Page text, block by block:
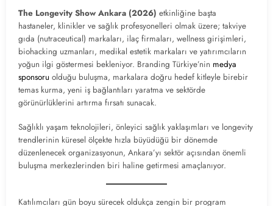
The Longevity Show Ankara (2026) etkinliğine başta
hastaneler, klinikler ve sağlık profesyonelleri olmak üzere; takviye
gıda (nutraceutical) markaları, ilaç firmaları, wellness girişimleri,
biohacking uzmanları, medikal estetik markaları ve yatırımcıların
yoğun ilgi göstermesi bekleniyor. Branding Türkiye’nin medya
sponsoru olduğu buluşma, markalara doğru hedef kitleyle birebir
temas kurma, yeni iş bağlantıları yaratma ve sektörde
görünürlüklerini artırma fırsatı sunacak.
Sağlıklı yaşam teknolojileri, önleyici sağlık yaklaşımları ve longevity
trendlerinin küresel ölçekte hızla büyüdüğü bir dönemde
düzenlenecek organizasyonun, Ankara’yı sektör açısından önemli
buluşma merkezlerinden biri haline getirmesi amaçlanıyor.
Katılımcıları gün boyu sürecek oldukça zengin bir program